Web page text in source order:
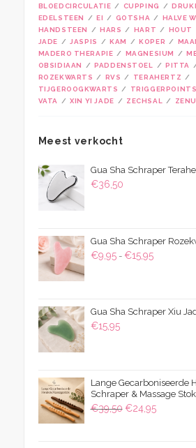
BLOEDCIRCULATIE
CUPPING
EDELSTEEN
EI GOTSHA
HALVE
HANDSTEEN
HARS HART HOUT
JADE
JASPIS KAM KOPER
MADERO THERAPIE
MAGNESIUM
OBSIDIAAN
PADDENSTOEL PITTA
ROZEKWARTS
RVS
TERAHERTZ
TIJGEROOGKWARTS
TRIGGERPOINTS
VATA
XIN YI JADE ZECHSAL
Meest verkocht
Gua Sha Schraper
€36,50
Gua Sha Schraper
€9,95 - €15,95Prijsklasse:
Gua Sha Schraper Xiu
€15,95
Lange Gecarboniseerde
Schraper & Massage Stok
€39,50 Oorspronkelijke
€24,95Huidige